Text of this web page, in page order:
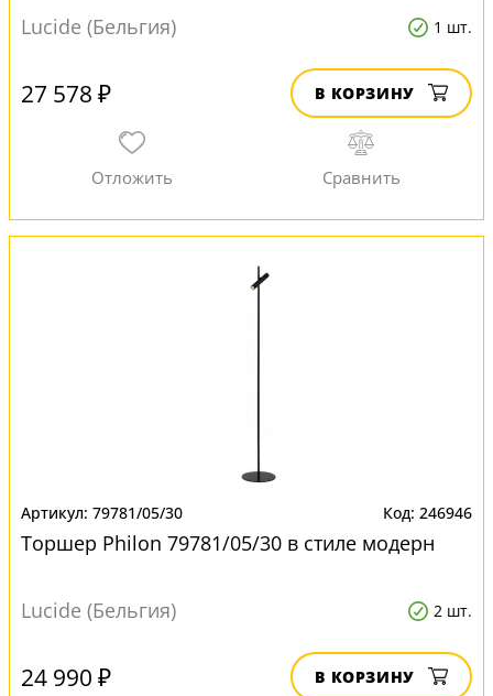
Lucide (Бельгия) 1 шт.
27 578 ₽ В КОРЗИНУ
79781/05/30 246946
Торшер Philon 79781/05/30 в стиле модерн
Lucide (Бельгия) 2 шт.
24 990 ₽ В КОРЗИНУ